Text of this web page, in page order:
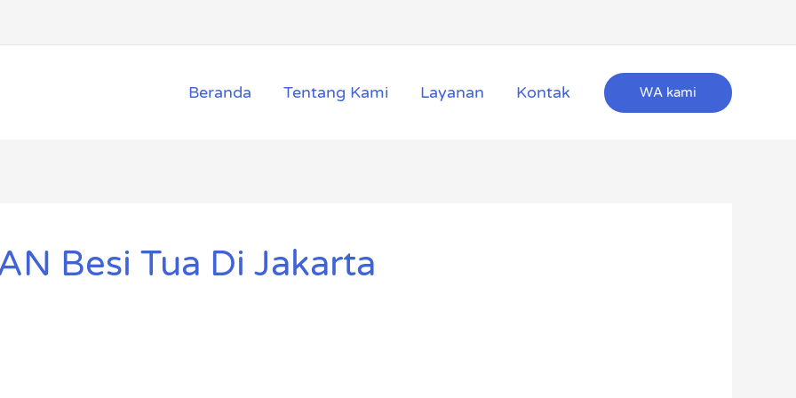
Beranda
Tentang Kami Layanan Kontak WA kami
Besi Tua Di Jakarta